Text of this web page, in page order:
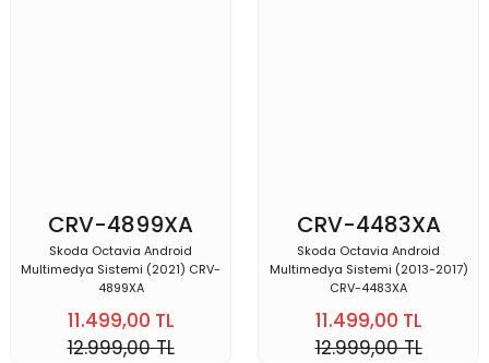
CRV-4899XA
Skoda Octavia Android
Multimedya Sistemi (2021) CRV-
4899XA
11.499,00 TL
12.999,00 TL
CRV-4483XA
Skoda Octavia Android
Multimedya Sistemi (2013-2017)
CRV-4483XA
11.499,00 TL
12.999,00 TL